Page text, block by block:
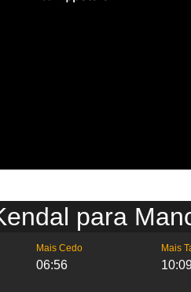
para
Mais Cedo
06:56
Mais